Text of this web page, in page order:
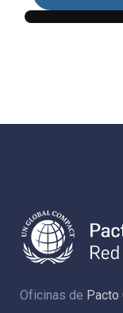
Oficinas de Pacto